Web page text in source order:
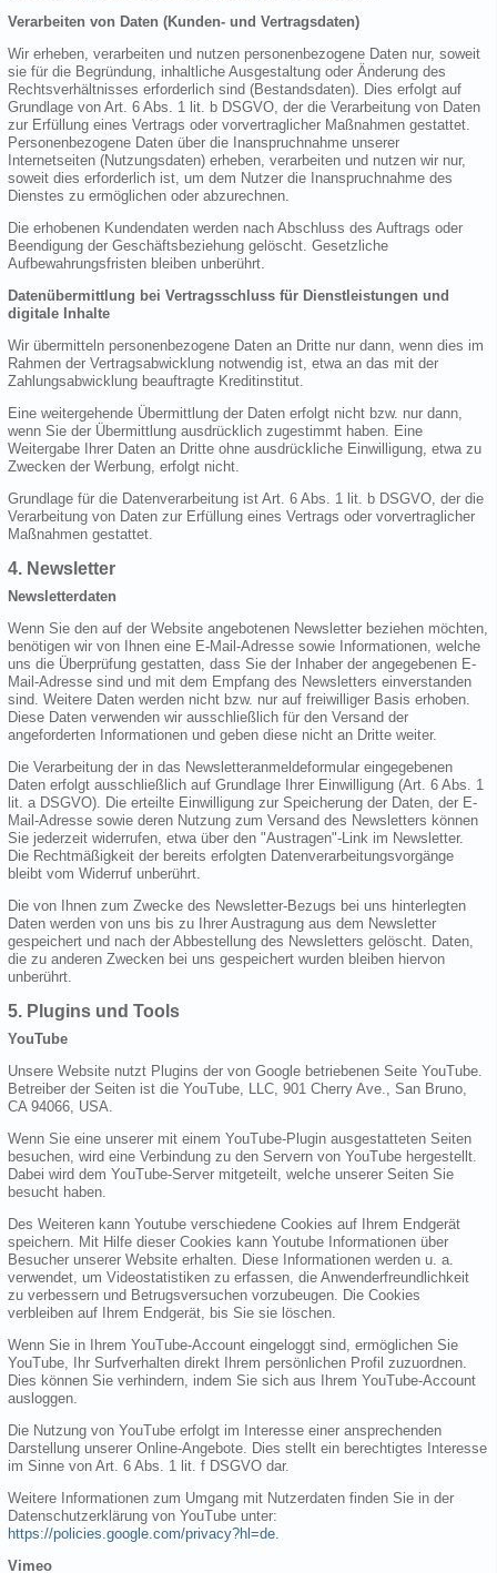
Verarbeiten von Daten (Kunden- und Vertragsdaten)
Wir erheben, verarbeiten und nutzen personenbezogene Daten nur, soweit
sie für die Begründung, inhaltliche Ausgestaltung oder Änderung des
Rechtsverhältnisses erforderlich sind (Bestandsdaten). Dies erfolgt auf
Grundlage von Art. 6 Abs. 1 lit. b DSGVO, der die Verarbeitung von Daten
zur Erfüllung eines Vertrags oder vorvertraglicher Maßnahmen gestattet.
Personenbezogene Daten über die Inanspruchnahme unserer
Internetseiten (Nutzungsdaten) erheben, verarbeiten und nutzen wir nur,
soweit dies erforderlich ist, um dem Nutzer die Inanspruchnahme des
Dienstes zu ermöglichen oder abzurechnen.
Die erhobenen Kundendaten werden nach Abschluss des Auftrags oder
Beendigung der Geschäftsbeziehung gelöscht. Gesetzliche
Aufbewahrungsfristen bleiben unberührt.
Datenübermittlung bei Vertragsschluss für Dienstleistungen und
digitale Inhalte
Wir übermitteln personenbezogene Daten an Dritte nur dann, wenn dies im
Rahmen der Vertragsabwicklung notwendig ist, etwa an das mit der
Zahlungsabwicklung beauftragte Kreditinstitut.
Eine weitergehende Übermittlung der Daten erfolgt nicht bzw. nur dann,
wenn Sie der Übermittlung ausdrücklich zugestimmt haben. Eine
Weitergabe Ihrer Daten an Dritte ohne ausdrückliche Einwilligung, etwa zu
Zwecken der Werbung, erfolgt nicht.
Grundlage für die Datenverarbeitung ist Art. 6 Abs. 1 lit. b DSGVO, der die
Verarbeitung von Daten zur Erfüllung eines Vertrags oder vorvertraglicher
Maßnahmen gestattet.
4. Newsletter
Newsletterdaten
Wenn Sie den auf der Website angebotenen Newsletter beziehen möchten,
benötigen wir von Ihnen eine E-Mail-Adresse sowie Informationen, welche
uns die Überprüfung gestatten, dass Sie der Inhaber der angegebenen E-
Mail-Adresse sind und mit dem Empfang des Newsletters einverstanden
sind. Weitere Daten werden nicht bzw. nur auf freiwilliger Basis erhoben.
Diese Daten verwenden wir ausschließlich für den Versand der
angeforderten Informationen und geben diese nicht an Dritte weiter.
Die Verarbeitung der in das Newsletteranmeldeformular eingegebenen
Daten erfolgt ausschließlich auf Grundlage Ihrer Einwilligung (Art. 6 Abs. 1
lit. a DSGVO). Die erteilte Einwilligung zur Speicherung der Daten, der E-
Mail-Adresse sowie deren Nutzung zum Versand des Newsletters können
Sie jederzeit widerrufen, etwa über den "Austragen"-Link im Newsletter.
Die Rechtmäßigkeit der bereits erfolgten Datenverarbeitungsvorgänge
bleibt vom Widerruf unberührt.
Die von Ihnen zum Zwecke des Newsletter-Bezugs bei uns hinterlegten
Daten werden von uns bis zu Ihrer Austragung aus dem Newsletter
gespeichert und nach der Abbestellung des Newsletters gelöscht. Daten,
die zu anderen Zwecken bei uns gespeichert wurden bleiben hiervon
unberührt.
5. Plugins und Tools
YouTube
Unsere Website nutzt Plugins der von Google betriebenen Seite YouTube.
Betreiber der Seiten ist die YouTube, LLC, 901 Cherry Ave., San Bruno,
CA 94066, USA.
Wenn Sie eine unserer mit einem YouTube-Plugin ausgestatteten Seiten
besuchen, wird eine Verbindung zu den Servern von YouTube hergestellt.
Dabei wird dem YouTube-Server mitgeteilt, welche unserer Seiten Sie
besucht haben.
Des Weiteren kann Youtube verschiedene Cookies auf Ihrem Endgerät
speichern. Mit Hilfe dieser Cookies kann Youtube Informationen über
Besucher unserer Website erhalten. Diese Informationen werden u. a.
verwendet, um Videostatistiken zu erfassen, die Anwenderfreundlichkeit
zu verbessern und Betrugsversuchen vorzubeugen. Die Cookies
verbleiben auf Ihrem Endgerät, bis Sie sie löschen.
Wenn Sie in Ihrem YouTube-Account eingeloggt sind, ermöglichen Sie
YouTube, Ihr Surfverhalten direkt Ihrem persönlichen Profil zuzuordnen.
Dies können Sie verhindern, indem Sie sich aus Ihrem YouTube-Account
ausloggen.
Die Nutzung von YouTube erfolgt im Interesse einer ansprechenden
Darstellung unserer Online-Angebote. Dies stellt ein berechtigtes Interesse
im Sinne von Art. 6 Abs. 1 lit. f DSGVO dar.
Weitere Informationen zum Umgang mit Nutzerdaten finden Sie in der
Datenschutzerklärung von YouTube unter:
https://policies.google.com/privacy?hl=de
Vimeo